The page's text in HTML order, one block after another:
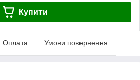
Купити
Оплата Умови повернення